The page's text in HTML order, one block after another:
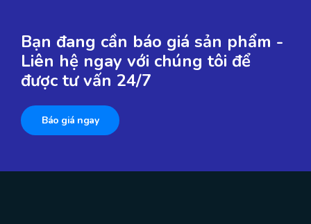
Bạn đang cần báo giá sản phẩm -
Liên hệ ngay với chúng tôi để
được tư vấn 24/7
Báo giá ngay